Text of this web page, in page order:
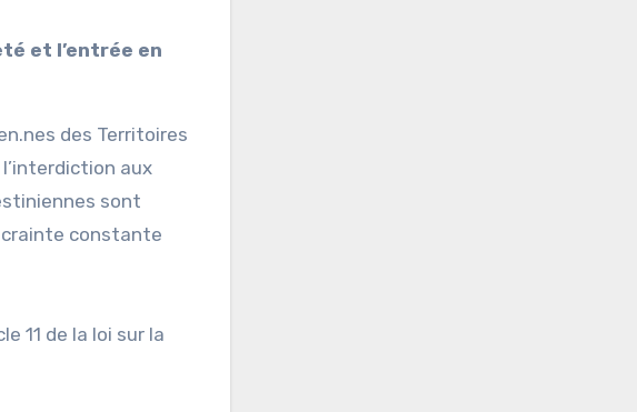
et l’entrée en
des Territoires
aux
sont
crainte constante
11 de la loi sur la